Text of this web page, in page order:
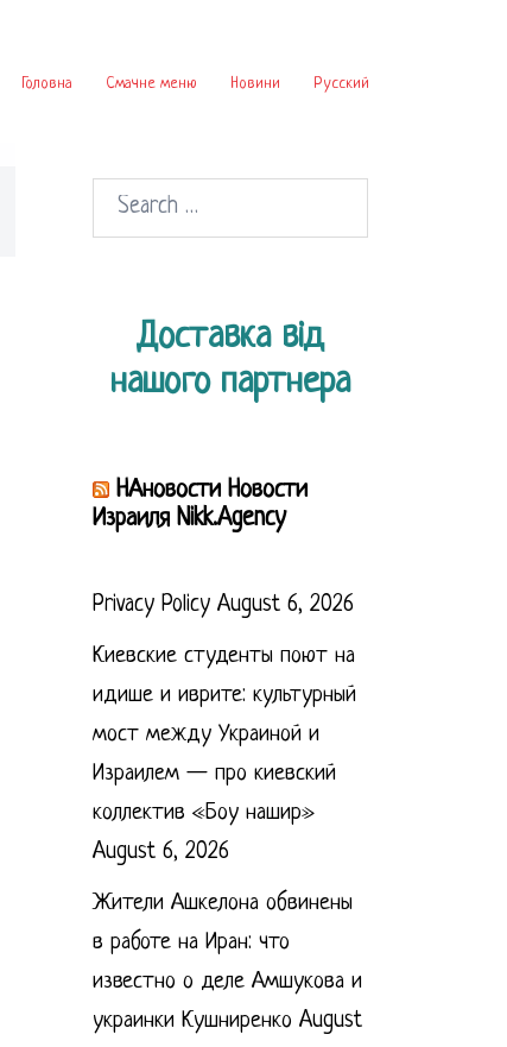
Головна Смачне меню Новини Русский
Search
for:
Доставка від
нашого партнера
НАновости Новости
Израиля Nikk.Agency
Privacy Policy August 6, 2026
Киевские студенты поют на
идише и иврите: культурный
мост между Украиной и
Израилем — про киевский
коллектив «Боу нашир»
August 6, 2026
Жители Ашкелона обвинены
в работе на Иран: что
известно о деле Амшукова и
украинки Кушниренко August